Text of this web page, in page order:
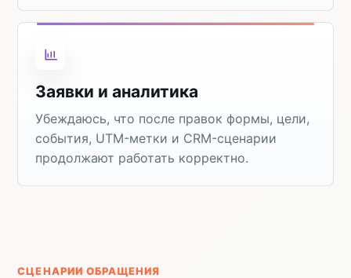
Заявки и аналитика
Убеждаюсь, что после правок формы, цели,
события, UTM-метки и CRM-сценарии
продолжают работать корректно.
СЦЕНАРИИ ОБРАЩЕНИЯ